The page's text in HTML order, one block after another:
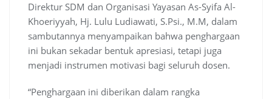
Direktur SDM dan Organisasi Yayasan As-Syifa Al-
Khoeriyyah, Hj. Lulu Ludiawati, S.Psi., M.M, dalam
sambutannya menyampaikan bahwa penghargaan
ini bukan sekadar bentuk apresiasi, tetapi juga
menjadi instrumen motivasi bagi seluruh dosen.
“Penghargaan ini diberikan dalam rangka